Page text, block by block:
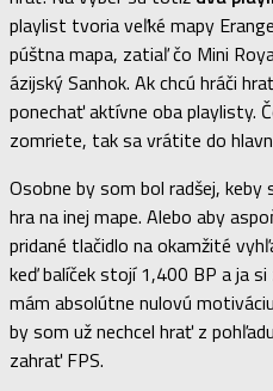
playlist tvoria veľké mapy
púštna mapa, zatiaľ čo Mini
ázijský Sanhok. Ak chcú hráči
ponechať aktívne oba playlisty.
zomriete, tak sa vrátite do
Osobne by som bol radšej,
hra na inej mape. Alebo aby
pridané tlačidlo na okamžité
keď balíček stojí 1,400 BP a ja
mám absolútne nulovú
by som už nechcel hrať z
zahrať FPS.